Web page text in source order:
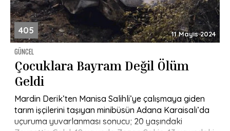
405 11 Mayıs 2024
GÜNCEL
Çocuklara Bayram Değil Ölüm
Geldi
Mardin Derik’ten Manisa Salihli’ye çalışmaya giden
tarım işçilerini taşıyan minibüsün Adana Karaisalı’da
uçuruma yuvarlanması sonucu; 20 yaşındaki